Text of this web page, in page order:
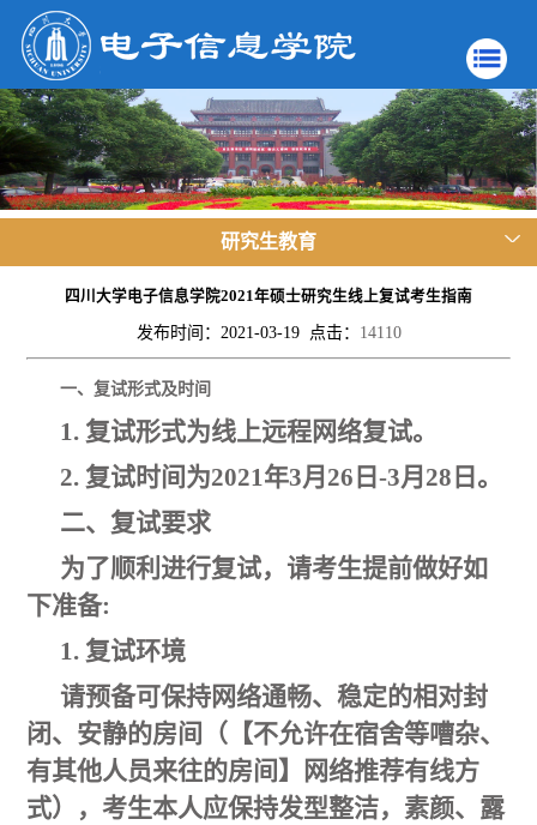
研究生教育
四川大学电子信息学院2021年硕士研究生线上复试考生指南
发布时间：2021-03-19 点击： 14110
一、复试形式及时间
1. 复试形式为线上远程网络复试。
2. 复试时间为2021年3月26日-3月28日。
二、复试要求
为了顺利进行复试，请考生提前做好如
下准备:
1. 复试环境
请预备可保持网络通畅、稳定的相对封
闭、安静的房间（【不允许在宿舍等嘈杂、
有其他人员来往的房间】网络推荐有线方
式），考生本人应保持发型整洁，素颜、露